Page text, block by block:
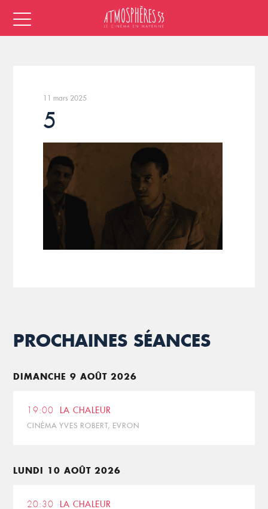
11 mars 2025
5
PROCHAINES SÉANCES
DIMANCHE 9 AOÛT 2026
19:00 LA CHALEUR
CINÉMA YVES ROBERT, EVRON
LUNDI 10 AOÛT 2026
20:30 LA CHALEUR